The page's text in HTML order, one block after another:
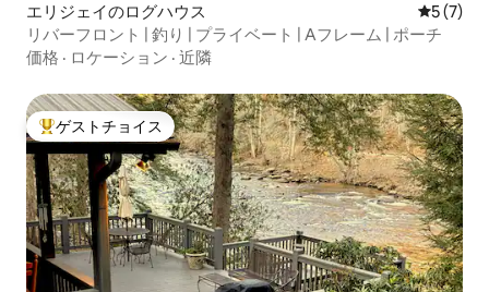
エリジェイのログハウス レビュー
5 (7)
リバーフロント | 釣り | プライベート | Aフレーム | ポーチ
価格 · ロケーション · 近隣
大好評のゲストチョイスです。
ゲストチョイス